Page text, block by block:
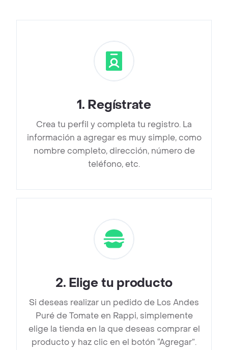
1. Regístrate
Crea tu perfil y completa tu registro. La
información a agregar es muy simple, como
nombre completo, dirección, número de
teléfono, etc.
2. Elige tu producto
Si deseas realizar un pedido de Los Andes
Puré de Tomate en Rappi, simplemente
elige la tienda en la que deseas comprar el
producto y haz clic en el botón “Agregar”.